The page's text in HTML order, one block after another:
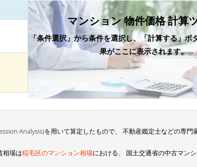
マンション 物件価格 計算
「条件選択」から条件を選択し、「計算する」ボ
果がここに表示されます。
Analysis)を用いて算定したもので、 不動産鑑定士などの専門
相場は稲毛区のマンション相場における、 国土交通省の中古マン